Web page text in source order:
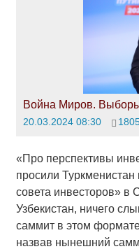
Война Миров.
20.03.2024 08:30
«Про перспективы
просили
совета инвесторов»
Узбекистан, ничего
саммит в этом
назвав нынешний